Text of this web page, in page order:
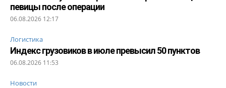
певицы после операции
06.08.2026 12:17
Логистика
Индекс грузовиков в июле превысил 50 пунктов
06.08.2026 11:53
Новости